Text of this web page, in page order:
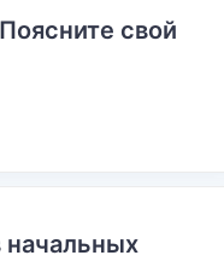
свой
начальных